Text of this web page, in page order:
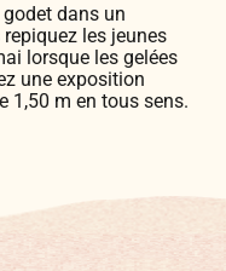
dans un
les jeunes
lorsque les gelées
une exposition
1,50 m en tous sens.